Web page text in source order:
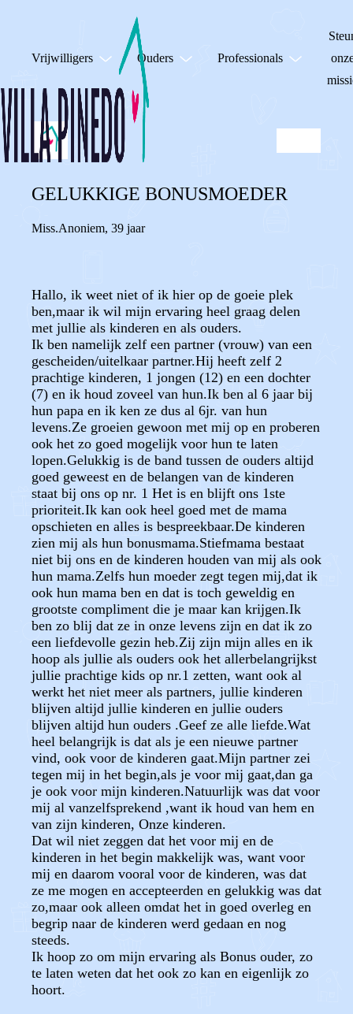
Vrijwilligers Ouders Professionals
GELUKKIGE BONUSMOEDER
Miss.Anoniem, 39 jaar
Hallo, ik weet niet of ik hier op de goeie plek
ben,maar ik wil mijn ervaring heel graag delen
met jullie als kinderen en als ouders.
Ik ben namelijk zelf een partner (vrouw) van een
gescheiden/uitelkaar partner.Hij heeft zelf 2
prachtige kinderen, 1 jongen (12) en een dochter
(7) en ik houd zoveel van hun.Ik ben al 6 jaar bij
hun papa en ik ken ze dus al 6jr. van hun
levens.Ze groeien gewoon met mij op en proberen
ook het zo goed mogelijk voor hun te laten
lopen.Gelukkig is de band tussen de ouders altijd
goed geweest en de belangen van de kinderen
staat bij ons op nr. 1 Het is en blijft ons 1ste
prioriteit.Ik kan ook heel goed met de mama
opschieten en alles is bespreekbaar.De kinderen
zien mij als hun bonusmama.Stiefmama bestaat
niet bij ons en de kinderen houden van mij als ook
hun mama.Zelfs hun moeder zegt tegen mij,dat ik
ook hun mama ben en dat is toch geweldig en
grootste compliment die je maar kan krijgen.Ik
ben zo blij dat ze in onze levens zijn en dat ik zo
een liefdevolle gezin heb.Zij zijn mijn alles en ik
hoop als jullie als ouders ook het allerbelangrijkst
jullie prachtige kids op nr.1 zetten, want ook al
werkt het niet meer als partners, jullie kinderen
blijven altijd jullie kinderen en jullie ouders
blijven altijd hun ouders .Geef ze alle liefde.Wat
heel belangrijk is dat als je een nieuwe partner
vind, ook voor de kinderen gaat.Mijn partner zei
tegen mij in het begin,als je voor mij gaat,dan ga
je ook voor mijn kinderen.Natuurlijk was dat voor
mij al vanzelfsprekend ,want ik houd van hem en
van zijn kinderen, Onze kinderen.
Dat wil niet zeggen dat het voor mij en de
kinderen in het begin makkelijk was, want voor
mij en daarom vooral voor de kinderen, was dat
ze me mogen en accepteerden en gelukkig was dat
zo,maar ook alleen omdat het in goed overleg en
begrip naar de kinderen werd gedaan en nog
steeds.
Ik hoop zo om mijn ervaring als Bonus ouder, zo
te laten weten dat het ook zo kan en eigenlijk zo
hoort.